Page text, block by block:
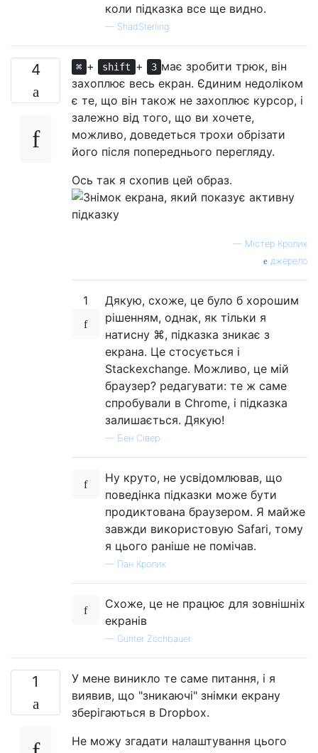
коли підказка все ще видно.
— ShadSterling
4 ⌘ + shift + 3 має зробити трюк, він
захоплює весь екран. Єдиним недоліком
є ​​те, що він також не захоплює курсор, і
залежно від того, що ви хочете,
можливо, доведеться трохи обрізати
його після попереднього перегляду.
Ось так я схопив цей образ.
— Містер Кролик
джерело
1
Дякую, схоже, це було б хорошим
рішенням, однак, як тільки я
натисну ⌘, підказка зникає з
екрана. Це стосується і
Stackexchange. Можливо, це мій
браузер? редагувати: те ж саме
спробували в Chrome, і підказка
залишається. Дякую!
— Бен Сівер
Ну круто, не усвідомлював, що
поведінка підказки може бути
продиктована браузером. Я майже
завжди використовую Safari, тому
я цього раніше не помічав.
— Пан Кролик
Схоже, це не працює для зовнішніх
екранів
— Günter Zöchbauer
1
У мене виникло те саме питання, і я
виявив, що "зникаючі" знімки екрану
зберігаються в Dropbox.
Не можу згадати налаштування цього